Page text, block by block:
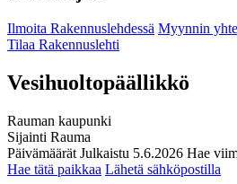
Ilmoita Rakennuslehdessä Myynnin
Tilaa Rakennuslehti
Vesihuoltopäällikkö
Rauman kaupunki
Sijainti Rauma
Päivämäärät Julkaistu 5.6.2026 Hae
Hae tätä paikkaa Lähetä sähköpostilla